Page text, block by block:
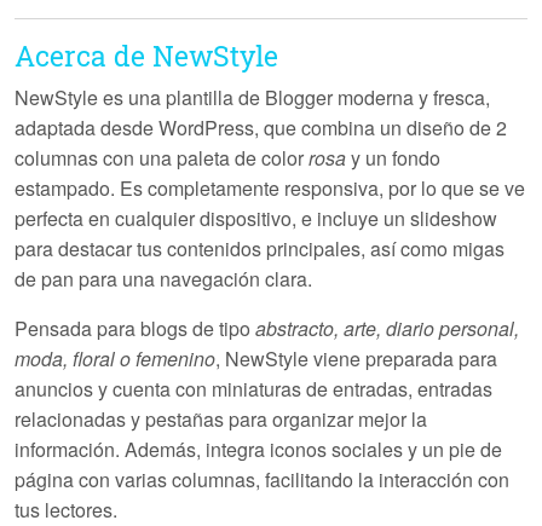
Acerca de NewStyle
NewStyle es una plantilla de Blogger moderna y fresca,
adaptada desde WordPress, que combina un diseño de2
columnascon una paleta de colorrosay un fondo
estampado. Es completamente responsiva, por lo que se ve
perfecta en cualquier dispositivo, e incluye un slideshow
para destacar tus contenidos principales, así como migas
de pan para una navegación clara.
Pensada para blogs de tipo abstracto, arte, diario personal,
moda, floral o femenino, NewStyle viene preparada para
anunciosy cuenta con miniaturas de entradas, entradas
relacionadasy pestañas para organizar mejor la
información. Además, integra iconos socialesy un pie de
página con varias columnas, facilitando la interacción con
tus lectores.